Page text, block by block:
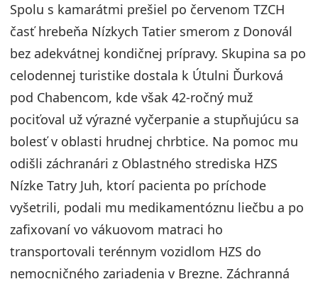
Spolu s kamarátmi prešiel po červenom TZCH
časť hrebeňa Nízkych Tatier smerom z Donovál
bez adekvátnej kondičnej prípravy. Skupina sa po
celodennej turistike dostala k Útulni Ďurková
pod Chabencom, kde však 42-ročný muž
pociťoval už výrazné vyčerpanie a stupňujúcu sa
bolesť v oblasti hrudnej chrbtice. Na pomoc mu
odišli záchranári z Oblastného strediska HZS
Nízke Tatry Juh, ktorí pacienta po príchode
vyšetrili, podali mu medikamentóznu liečbu a po
zafixovaní vo vákuovom matraci ho
transportovali terénnym vozidlom HZS do
nemocničného zariadenia v Brezne. Záchranná